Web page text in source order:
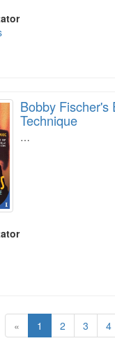
Bobby Fischer's
Technique
…
« 1 (current)
2 3 4